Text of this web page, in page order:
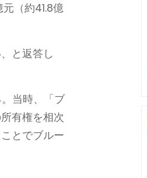
（約41.8億
と返答し
当時、「ブ
有権を相次
とでブルー